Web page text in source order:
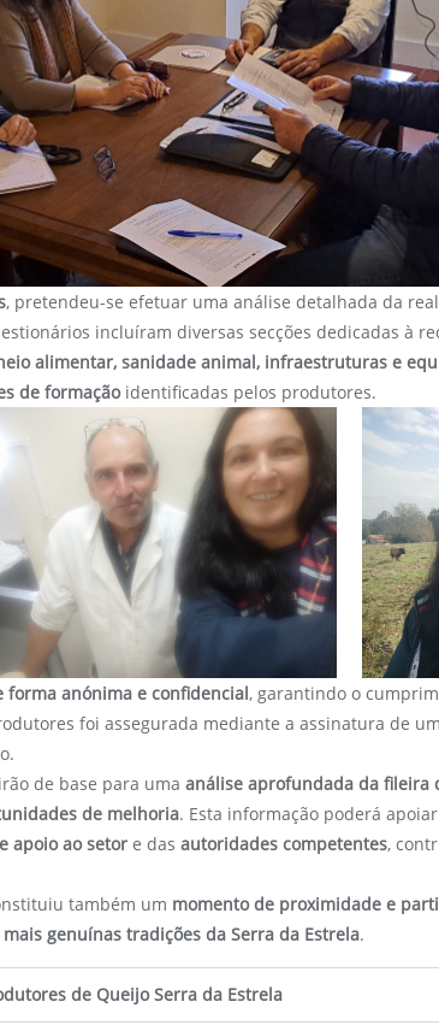
, pretendeu-se efetuar uma análise detalhada da
incluíram diversas secções dedicadas à
alimentar, sanidade animal, infraestruturas e
de formaçãoidentificadas pelos produtores.
forma anónima e confidencial, garantindo o
foi assegurada mediante a assinatura de um
de base para uma análise aprofundada da fileira
de melhoria. Esta informação poderá apoiar
apoio ao setor e das autoridades competentes,
também um momento de proximidade e
mais genuínas tradições da Serra da Estrela.
de Queijo Serra da Estrela